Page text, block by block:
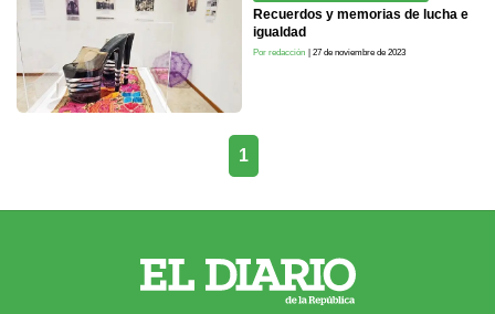
Recuerdos y memorias de lucha e
igualdad
Por redacción | 27 de noviembre de 2023
1